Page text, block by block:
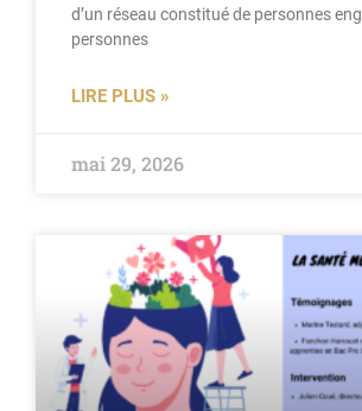
d’un réseau constitué de personnes
personnes
LIRE PLUS »
mai 29, 2026